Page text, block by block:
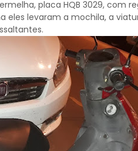
placa HQB 3029, com
eles levaram a mochila, a